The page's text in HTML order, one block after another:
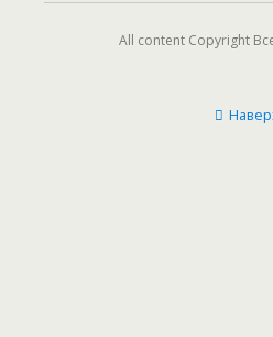
All content Copyright